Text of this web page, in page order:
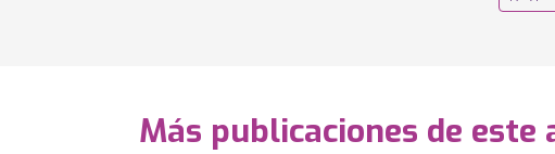
Más publicaciones de este